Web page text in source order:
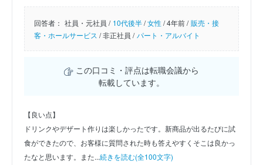
回答者： 社員・元社員 / 10代後半/女性/4年前 / 販売・接
客・ホールサービス /非正社員 / パート・アルバイト
この口コミ・評点は転職会議から
転載しています。
【良い点】
ドリンクやデザート作りは楽しかったです。新商品が出るたびに試
食ができたので、お客様に質問された時も答えやすくそこは良かっ
たなと思います。また...続きを読む(全100文字)